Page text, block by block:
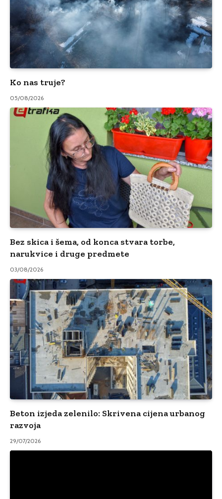
Ko nas truje?
05/08/2026
Bez skica i šema, od konca stvara torbe,
narukvice i druge predmete
03/08/2026
Beton izjeda zelenilo: Skrivena cijena urbanog
razvoja
29/07/2026